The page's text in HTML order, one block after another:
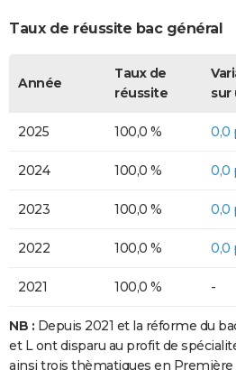
Taux de réussite bac général
Année
Taux de
réussite
sur
2025 100,0 % 0,0
2024 100,0 % 0,0
2023 100,0 % 0,0
2022 100,0 % 0,0
2021 100,0 % -
NB : Depuis 2021 et la réforme du
et L ont disparu au profit de
ainsi trois thèmatiques en